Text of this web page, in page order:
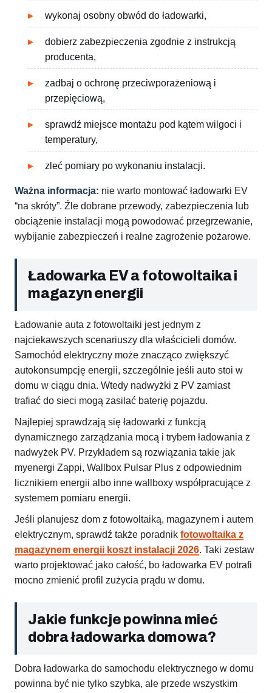
wykonaj osobny obwód do ładowarki,
dobierz zabezpieczenia zgodnie z instrukcją
producenta,
zadbaj o ochronę przeciwporażeniową i
przepięciową,
sprawdź miejsce montażu pod kątem wilgoci i
temperatury,
zleć pomiary po wykonaniu instalacji.
Ważna informacja: nie warto montować ładowarki EV
“na skróty”. Źle dobrane przewody, zabezpieczenia lub
obciążenie instalacji mogą powodować przegrzewanie,
wybijanie zabezpieczeń i realne zagrożenie pożarowe.
Ładowarka EV a fotowoltaika i
magazyn energii
Ładowanie auta z fotowoltaiki jest jednym z
najciekawszych scenariuszy dla właścicieli domów.
Samochód elektryczny może znacząco zwiększyć
autokonsumpcję energii, szczególnie jeśli auto stoi w
domu w ciągu dnia. Wtedy nadwyżki z PV zamiast
trafiać do sieci mogą zasilać baterię pojazdu.
Najlepiej sprawdzają się ładowarki z funkcją
dynamicznego zarządzania mocą i trybem ładowania z
nadwyżek PV. Przykładem są rozwiązania takie jak
myenergi Zappi, Wallbox Pulsar Plus z odpowiednim
licznikiem energii albo inne wallboxy współpracujące z
systemem pomiaru energii.
Jeśli planujesz dom z fotowoltaiką, magazynem i autem
elektrycznym, sprawdź także poradnik fotowoltaika z
magazynem energii koszt instalacji 2026. Taki zestaw
warto projektować jako całość, bo ładowarka EV potrafi
mocno zmienić profil zużycia prądu w domu.
Jakie funkcje powinna mieć
dobra ładowarka domowa?
Dobra ładowarka do samochodu elektrycznego w domu
powinna być nie tylko szybka, ale przede wszystkim